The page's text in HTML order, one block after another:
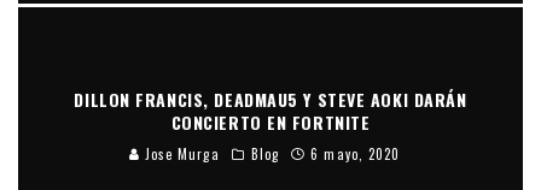
DILLON FRANCIS, DEADMAU5 Y STEVE AOKI DARÁN
CONCIERTO EN FORTNITE
Jose Murga Blog 6 mayo, 2020